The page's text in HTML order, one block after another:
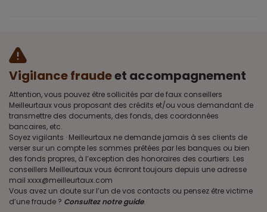
Vigilance fraudeet accompagnement
Attention, vous pouvez être sollicités par de faux conseillers
Meilleurtaux vous proposant des crédits et/ou vous demandant de
transmettre des documents, des fonds, des coordonnées
bancaires, etc.
Soyez vigilants · Meilleurtaux ne demande jamais à ses clients de
verser sur un compte les sommes prêtées par les banques ou bien
des fonds propres, à l’exception des honoraires des courtiers. Les
conseillers Meilleurtaux vous écriront toujours depuis une adresse
mail xxxx@meilleurtaux.com
Vous avez un doute sur l’un de vos contacts ou pensez être victime
d’une fraude ? Consultez notre guide.